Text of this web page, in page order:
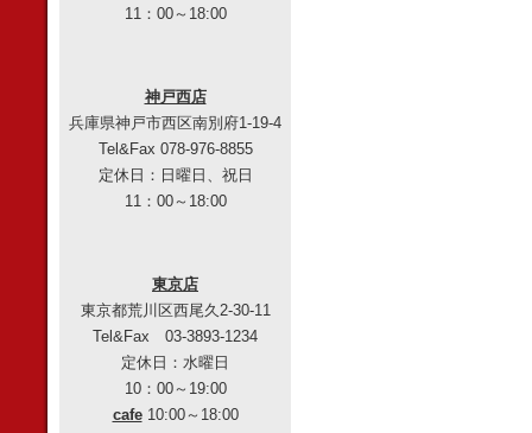
11：00～18:00
神戸西店
兵庫県神戸市西区南別府1-19-4
Tel&Fax 078-976-8855
定休日：日曜日、祝日
11：00～18:00
東京店
東京都荒川区西尾久2-30-11
Tel&Fax 03-3893-1234
定休日：水曜日
10：00～19:00
cafe10:00～18:00